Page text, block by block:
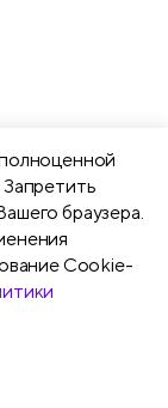
браузера.
Cookie-
р-